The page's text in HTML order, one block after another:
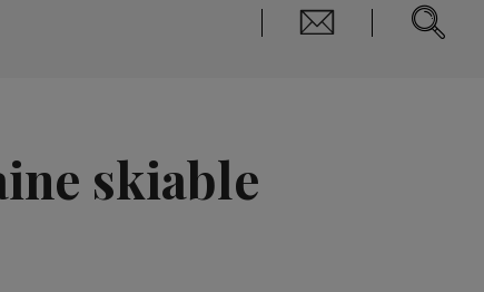
skiable